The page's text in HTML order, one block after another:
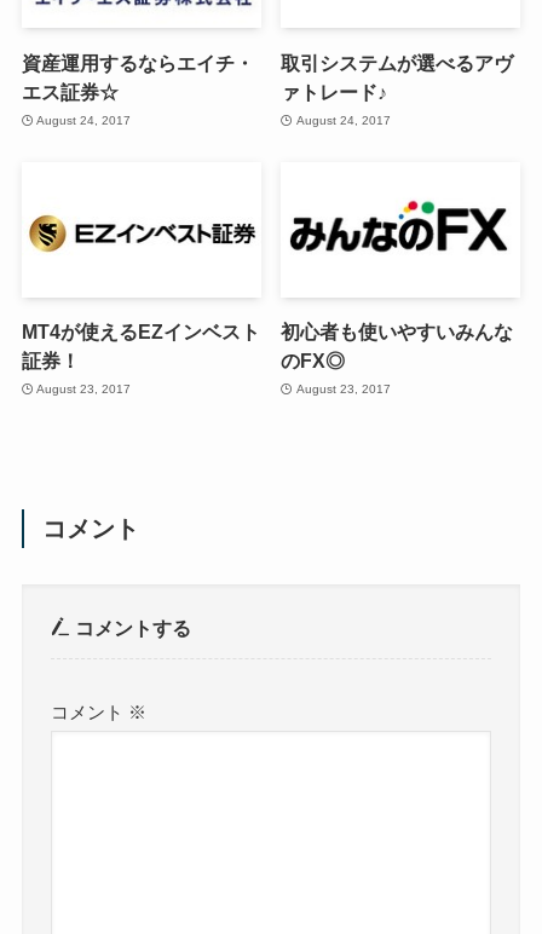
資産運用するならエイチ・
エス証券☆
August 24, 2017
取引システムが選べるアヴ
ァトレード♪
August 24, 2017
MT4が使えるEZインベスト
証券！
August 23, 2017
初心者も使いやすいみんな
のFX◎
August 23, 2017
コメント
コメントする
コメント ※